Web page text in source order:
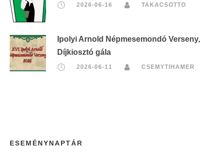
2026-06-16 TAKACSOTTO
Ipolyi Arnold Népmesemondó Verseny,
Díjkiosztó gála
2026-06-11 CSEMYTIHAMER
ESEMÉNYNAPTÁR